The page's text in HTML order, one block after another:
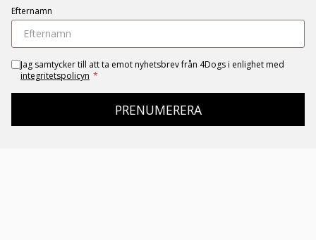
Efternamn
Jag samtycker till att ta emot nyhetsbrev från 4Dogs i enlighet med
integritetspolicyn *
PRENUMERERA